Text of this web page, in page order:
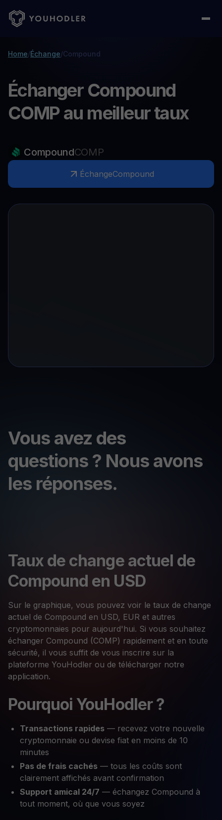
Home/Échange/Compound
Échanger Compound
COMP au meilleur taux
CompoundCOMP
ÉchangeCompound
Vous avez des
questions ? Nous avons
les réponses.
Taux de change actuel de
Compound en USD
Sur le graphique, vous pouvez voir le taux de change
actuel de Compound en USD, EUR et autres
cryptomonnaies pour aujourd'hui. Si vous souhaitez
échanger Compound (COMP) rapidement et en toute
sécurité, il vous suffit de vous inscrire sur la
plateforme YouHodler ou de télécharger notre
application.
Pourquoi YouHodler ?
Transactions rapides — recevez votre nouvelle
cryptomonnaie ou devise fiat en moins de 10
minutes
Pas de frais cachés — tous les coûts sont
clairement affichés avant confirmation
Support amical 24/7 — échangez Compound à
tout moment, où que vous soyez